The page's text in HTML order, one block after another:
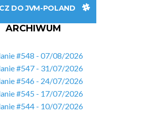
DO JVM-POLAND
ARCHIWUM
#548 - 07/08/2026
#547 - 31/07/2026
#546 - 24/07/2026
#545 - 17/07/2026
#544 - 10/07/2026